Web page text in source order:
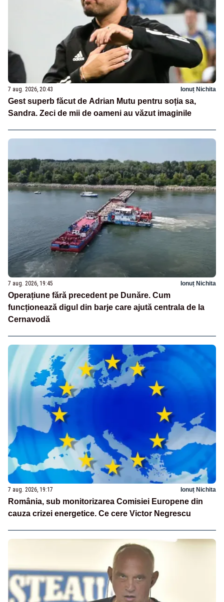
7 aug. 2026, 20:43 Ionuț Nichita
Gest superb făcut de Adrian Mutu pentru soția sa,
Sandra. Zeci de mii de oameni au văzut imaginile
7 aug. 2026, 19:45 Ionuț Nichita
Operațiune fără precedent pe Dunăre. Cum
funcționează digul din barje care ajută centrala de la
Cernavodă
7 aug. 2026, 19:17 Ionuț Nichita
România, sub monitorizarea Comisiei Europene din
cauza crizei energetice. Ce cere Victor Negrescu